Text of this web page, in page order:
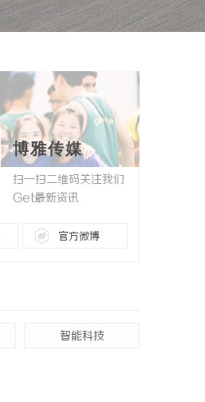
博雅传媒
扫一扫二维码关注我们
Get最新资讯
官方微博
智能科技